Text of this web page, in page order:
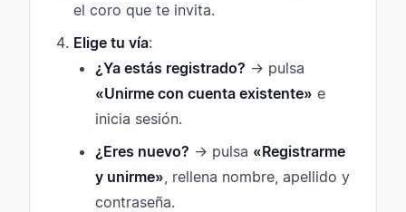
el coro que te invita.
Elige tu vía:
¿Ya estás registrado? → pulsa
«Unirme con cuenta existente» e
inicia sesión.
¿Eres nuevo? → pulsa «Registrarme
y unirme», rellena nombre, apellido y
contraseña.